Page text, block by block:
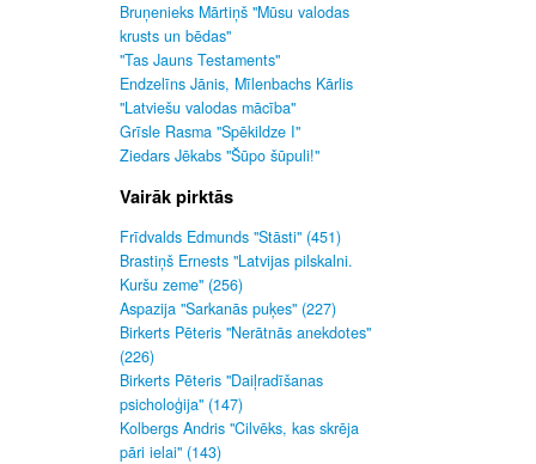
Bruņenieks Mārtiņš "Mūsu valodas
krusts un bēdas"
"Tas Jauns Testaments"
Endzelīns Jānis, Mīlenbachs Kārlis
"Latviešu valodas mācība"
Grīsle Rasma "Spēkildze I"
Ziedars Jēkabs "Šūpo šūpuli!"
Vairāk pirktās
Frīdvalds Edmunds "Stāsti" (451)
Brastiņš Ernests "Latvijas pilskalni.
Kuršu zeme" (256)
Aspazija "Sarkanās puķes" (227)
Birkerts Pēteris "Nerātnās anekdotes"
(226)
Birkerts Pēteris "Daiļradīšanas
psicholoģija" (147)
Kolbergs Andris "Cilvēks, kas skrēja
pāri ielai" (143)